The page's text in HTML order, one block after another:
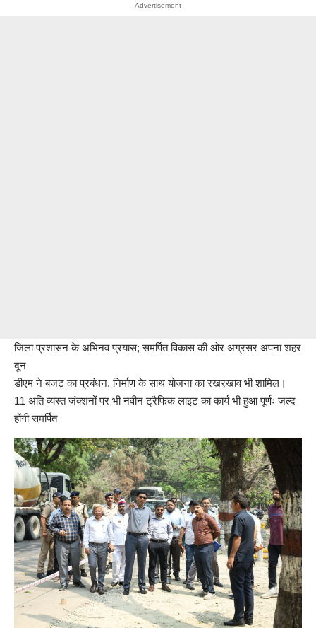
- Advertisement -
जिला प्रशासन के अभिनव प्रयास; समर्पित विकास की ओर अग्रसर अपना शहर
दून
डीएम ने बजट का प्रबंधन, निर्माण के साथ योजना का रखरखाव भी शामिल।
11 अति व्यस्त जंक्शनों पर भी नवीन ट्रैफिक लाइट का कार्य भी हुआ पूर्णः जल्द
होंगी समर्पित